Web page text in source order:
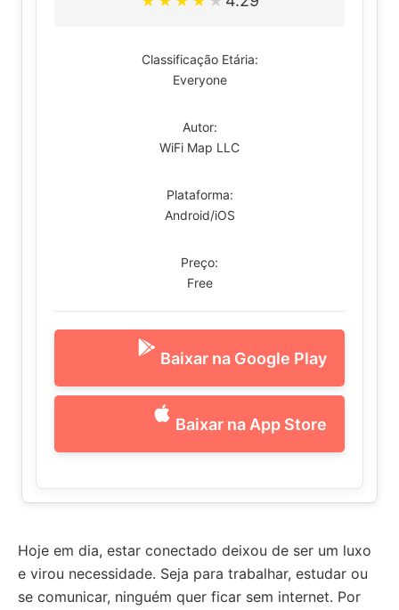
Classificação Etária:
Everyone
Autor:
WiFi Map LLC
Plataforma:
Android/iOS
Preço:
Free
Baixar na Google Play
Baixar na App Store
Hoje em dia, estar conectado deixou de ser um luxo
e virou necessidade. Seja para trabalhar, estudar ou
se comunicar, ninguém quer ficar sem internet. Por